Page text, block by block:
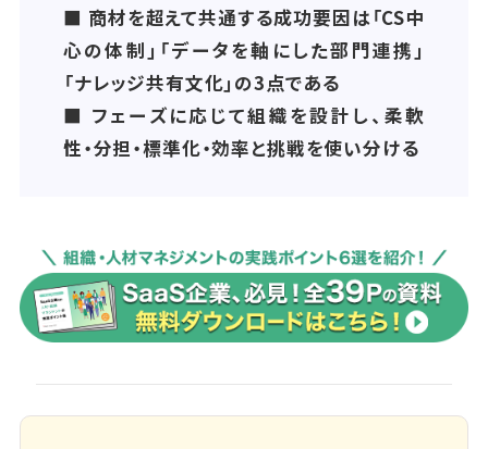
■ 商材を超えて共通する成功要因は「CS中
心の体制」「データを軸にした部門連携」
「ナレッジ共有文化」の3点である
■ フェーズに応じて組織を設計し、柔軟
性・分担・標準化・効率と挑戦を使い分ける